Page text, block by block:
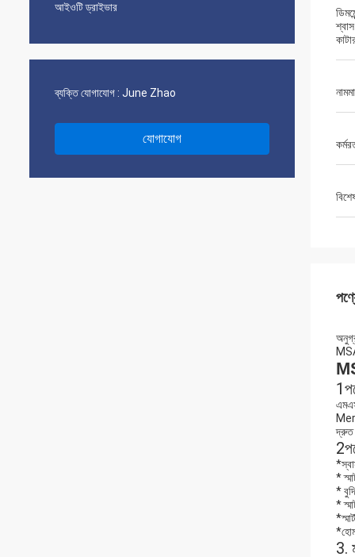
আইওটি ড্রাইভার
ব্যক্তি যোগাযোগ : June Zhao
যোগাযোগ
দ্রুত
*
*
*
3.